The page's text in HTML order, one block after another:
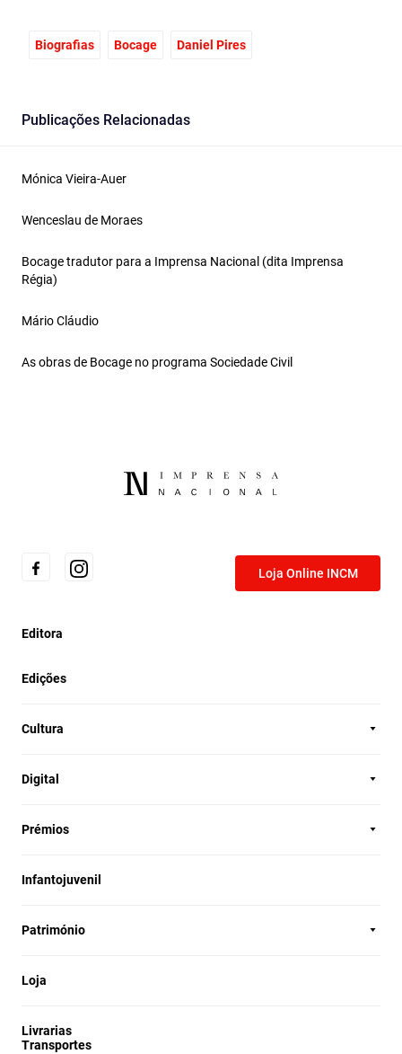
Biografias Bocage Daniel Pires
Publicações Relacionadas
Mónica Vieira-Auer
Wenceslau de Moraes
Bocage tradutor para a Imprensa Nacional (dita Imprensa
Régia)
Mário Cláudio
As obras de Bocage no programa Sociedade Civil
Loja Online INCM
Editora
Edições
Cultura
Digital
Prémios
Infantojuvenil
Património
Loja
Livrarias
Transportes